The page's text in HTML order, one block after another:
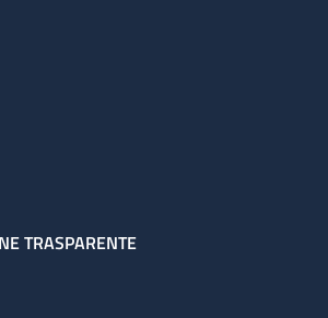
TRASPARENTE